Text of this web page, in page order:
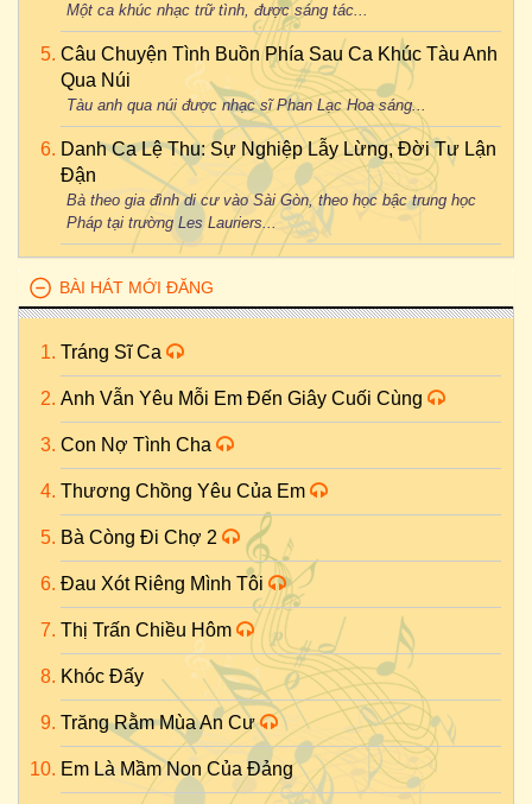
Một ca khúc nhạc trữ tình, được sáng tác...
Câu Chuyện Tình Buồn Phía Sau Ca Khúc Tàu Anh
Qua Núi
Tàu anh qua núi được nhạc sĩ Phan Lạc Hoa sáng...
Danh Ca Lệ Thu: Sự Nghiệp Lẫy Lừng, Đời Tư Lận
Đận
Bà theo gia đình di cư vào Sài Gòn, theo học bậc trung học
Pháp tại trường Les Lauriers...
BÀI HÁT MỚI ĐĂNG
Tráng Sĩ Ca
Anh Vẫn Yêu Mỗi Em Đến Giây Cuối Cùng
Con Nợ Tình Cha
Thương Chồng Yêu Của Em
Bà Còng Đi Chợ 2
Đau Xót Riêng Mình Tôi
Thị Trấn Chiều Hôm
Khóc Đấy
Trăng Rằm Mùa An Cư
Em Là Mầm Non Của Đảng